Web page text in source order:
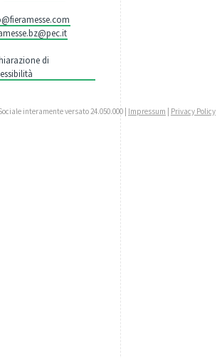
di
interamente versato 24.050.000 | Impressum Privacy Policy